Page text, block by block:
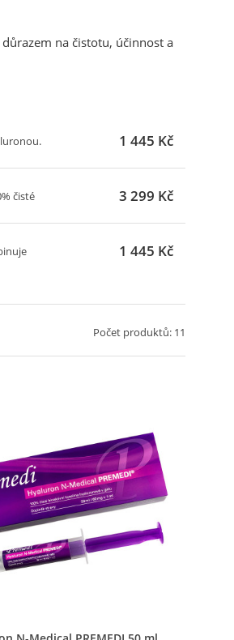
důrazem na čistotu, účinnost a
1 445 Kč
čisté
3 299 Kč
1 445 Kč
Počet produktů: 11
Rychlý náhled